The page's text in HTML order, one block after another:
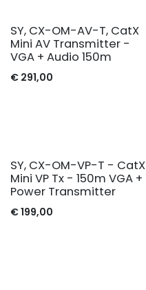
SY, CX-OM-AV-T, CatX
Mini AV Transmitter -
VGA + Audio 150m
€ 291,00
SY, CX-OM-VP-T - CatX
Mini VP Tx - 150m VGA +
Power Transmitter
€199,00